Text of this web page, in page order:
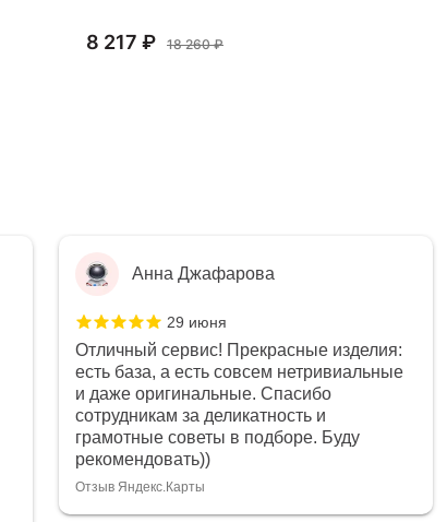
8 217 ₽ 18 260 ₽
Анна Джафарова
29 июня
Отличный сервис! Прекрасные изделия:
есть база, а есть совсем нетривиальные
и даже оригинальные. Спасибо
сотрудникам за деликатность и
грамотные советы в подборе. Буду
рекомендовать))
Отзыв Яндекс.Карты